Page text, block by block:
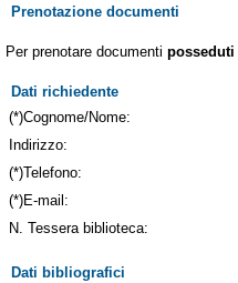
Prenotazione documenti
Per prenotare documenti posseduti
Dati richiedente
(*)Cognome/Nome:
Indirizzo:
(*)Telefono:
(*)E-mail:
N. Tessera biblioteca:
Dati bibliografici